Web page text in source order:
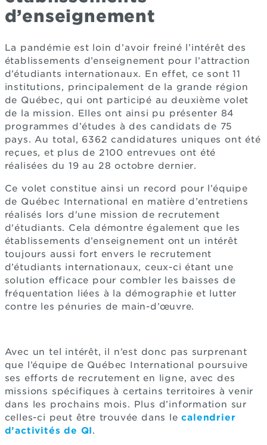
d’enseignement
La pandémie est loin d’avoir freiné l’intérêt des
établissements d’enseignement pour l’attraction
d’étudiants internationaux. En effet, ce sont 11
institutions, principalement de la grande région
de Québec, qui ont participé au deuxième volet
de la mission. Elles ont ainsi pu présenter 84
programmes d’études à des candidats de 75
pays. Au total, 6362 candidatures uniques ont été
reçues, et plus de 2100 entrevues ont été
réalisées du 19 au 28 octobre dernier.
Ce volet constitue ainsi un record pour l’équipe
de Québec International en matière d’entretiens
réalisés lors d'une mission de recrutement
d'étudiants. Cela démontre également que les
établissements d’enseignement ont un intérêt
toujours aussi fort envers le recrutement
d’étudiants internationaux, ceux-ci étant une
solution efficace pour combler les baisses de
fréquentation liées à la démographie et lutter
contre les pénuries de main-d’œuvre.
Avec un tel intérêt, il n’est donc pas surprenant
que l’équipe de Québec International poursuive
ses efforts de recrutement en ligne, avec des
missions spécifiques à certains territoires à venir
dans les prochains mois. Plus d’information sur
celles-ci peut être trouvée dans lecalendrier
d’activités de QI.